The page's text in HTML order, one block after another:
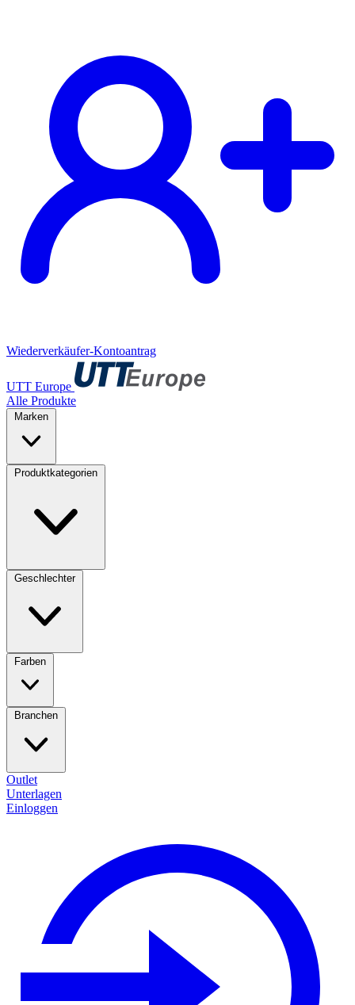
Wiederverkäufer-Kontoantrag
UTT Europe
Alle Produkte
Marken
Produktkategorien
Geschlechter
Farben
Branchen
Outlet
Unterlagen
Einloggen